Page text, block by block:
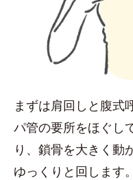
まずは肩回しと腹式
パ管の要所をほぐし
り、鎖骨を大きく動
ゆっくりと回します